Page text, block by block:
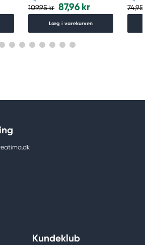
109,95 kr 87,96 kr
Læg i varekurven
74,95
Kundeklub